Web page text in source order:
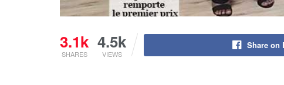
3.1k
SHARES
4.5k
VIEWS
Share on